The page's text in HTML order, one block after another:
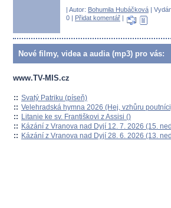
| Autor: Bohumila Hubáčková |
0 | Přidat komentář |
Nové filmy, videa a audia (mp3) pro vás:
www.TV-MIS.cz
:: Svatý Patriku (píseň)
:: Velehradská hymna 2026 (Hej, vzhůru
:: Litanie ke sv. Františkovi z Assisi ()
:: Kázání z Vranova nad Dyjí 12. 7. 2026 (15.
:: Kázání z Vranova nad Dyjí 28. 6. 2026 (13.